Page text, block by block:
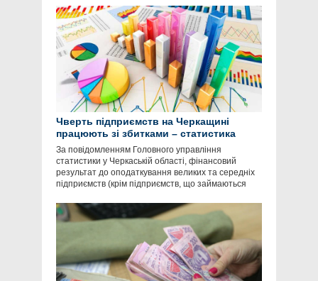
Чверть підприємств на Черкащині
працюють зі збитками – статистика
За повідомленням Головного управління
статистики у Черкаській області, фінансовий
результат до оподаткування великих та середніх
підприємств (крім підприємств, що займаються